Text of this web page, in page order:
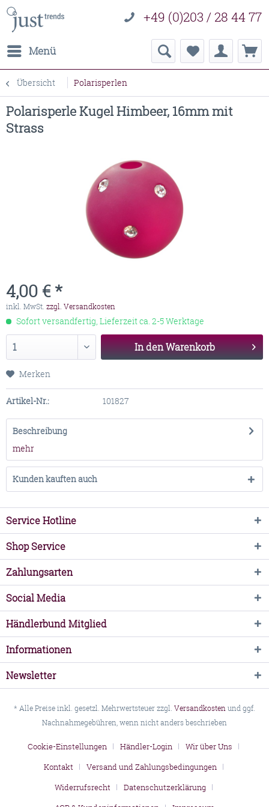
+49 (0)203 / 28 44 77
Menü
Übersicht Polarisperlen
Polarisperle Kugel Himbeer, 16mm mit
Strass
4,00 € *
inkl. MwSt. zzgl. Versandkosten
Sofort versandfertig, Lieferzeit ca. 2-5 Werktage
In denWarenkorb
Merken
Artikel-Nr.: 101827
Beschreibung
mehr
Kunden kauften auch
Service Hotline
Shop Service
Zahlungsarten
Social Media
Händlerbund Mitglied
Informationen
Newsletter
* Alle Preise inkl. gesetzl. Mehrwertsteuer zzgl. Versandkostenund ggf.
Nachnahmegebühren, wenn nicht anders beschrieben
Cookie-Einstellungen Händler-Login
Wir über Uns
Kontakt
Versand und Zahlungsbedingungen
Widerrufsrecht
Datenschutzerklärung